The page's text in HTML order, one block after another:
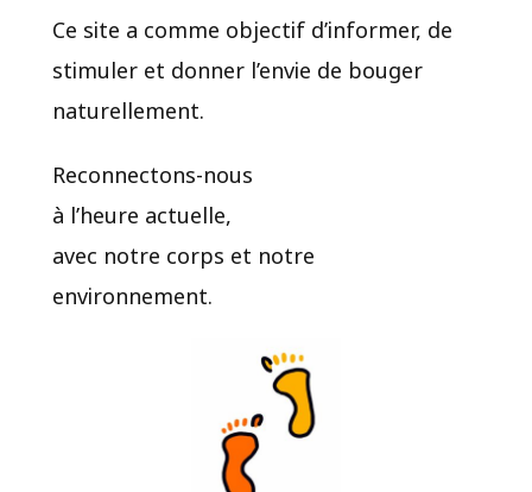
Ce site a comme objectif d’informer, de
stimuler et donner l’envie de bouger
naturellement.
Reconnectons-nous
à l’heure actuelle,
avec notre corps et notre
environnement.